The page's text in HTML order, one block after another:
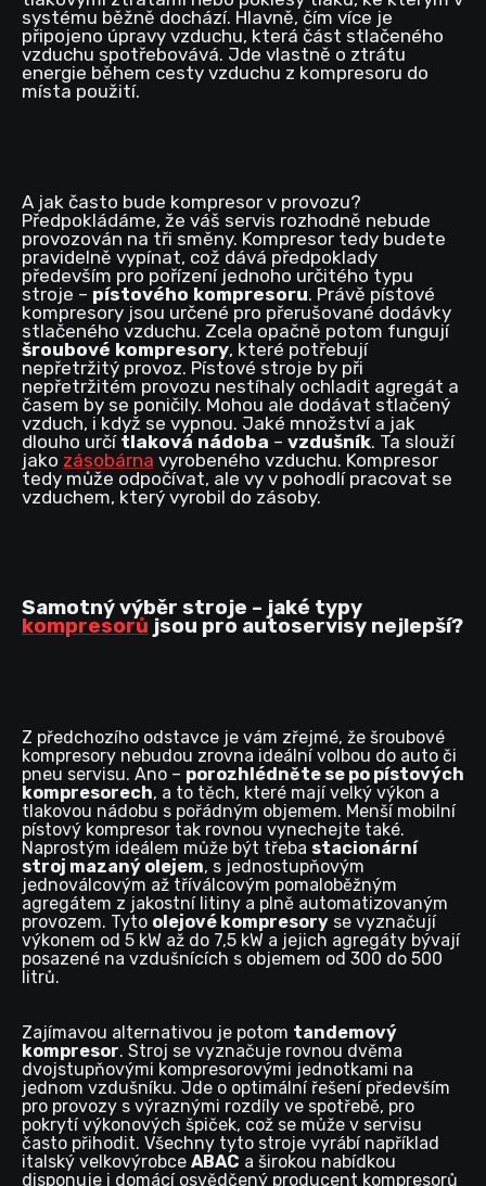
systému běžně dochází. Hlavně, čím více je
připojeno úpravy vzduchu, která část stlačeného
vzduchu spotřebovává. Jde vlastně o ztrátu
energie během cesty vzduchu z kompresoru do
místa použití.
A jak často bude kompresor v provozu?
Předpokládáme, že váš servis rozhodně nebude
provozován na tři směny. Kompresor tedy budete
pravidelně vypínat, což dává předpoklady
především pro pořízení jednoho určitého typu
stroje – pístového kompresoru. Právě pístové
kompresory jsou určené pro přerušované dodávky
stlačeného vzduchu. Zcela opačně potom fungují
šroubové kompresory, které potřebují
nepřetržitý provoz. Pístové stroje by při
nepřetržitém provozu nestíhaly ochladit agregát a
časem by se poničily. Mohou ale dodávat stlačený
vzduch, i když se vypnou. Jaké množství a jak
dlouho určí tlaková nádoba – vzdušník. Ta slouží
jako zásobárna vyrobeného vzduchu. Kompresor
tedy může odpočívat, ale vy v pohodlí pracovat se
vzduchem, který vyrobil do zásoby.
Samotný výběr stroje – jaké typy
kompresorů jsou pro autoservisy nejlepší?
Z předchozího odstavce je vám zřejmé, že šroubové
kompresory nebudou zrovna ideální volbou do auto či
pneu servisu. Ano – porozhlédněte se po pístových
kompresorech, a to těch, které mají velký výkon a
tlakovou nádobu s pořádným objemem. Menší mobilní
pístový kompresor tak rovnou vynechejte také.
Naprostým ideálem může být třeba stacionární
stroj mazaný olejem, s jednostupňovým
jednoválcovým až tříválcovým pomaloběžným
agregátem z jakostní litiny a plně automatizovaným
provozem. Tyto olejové kompresory se vyznačují
výkonem od 5 kW až do 7,5 kW a jejich agregáty bývají
posazené na vzdušnících s objemem od 300 do 500
litrů.
Zajímavou alternativou je potom tandemový
kompresor. Stroj se vyznačuje rovnou dvěma
dvojstupňovými kompresorovými jednotkami na
jednom vzdušníku. Jde o optimální řešení především
pro provozy s výraznými rozdíly ve spotřebě, pro
pokrytí výkonových špiček, což se může v servisu
často přihodit. Všechny tyto stroje vyrábí například
italský velkovýrobce ABAC a širokou nabídkou
disponuje i domácí osvědčený producent kompresorů